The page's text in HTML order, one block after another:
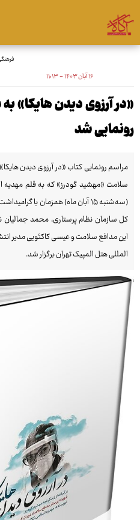
۱۶ آبان ۱۴۰۳ - ۱۱:۱۳
«در آرزوی دیدن هایکا»
رونمایی شد
مراسم رونمایی کتاب «در آرزوی دیدن
سلامت «مهشید گودرز» که به قلم مهدیه
(سه‌شنبه ۱۵ آبان ماه) همزمان با
کل سازمان نظام پرستاری، محمد
این مدافع سلامت و عیسی کاکئویی مدیر
المللی هتل المپیک تهران برگزار شد.